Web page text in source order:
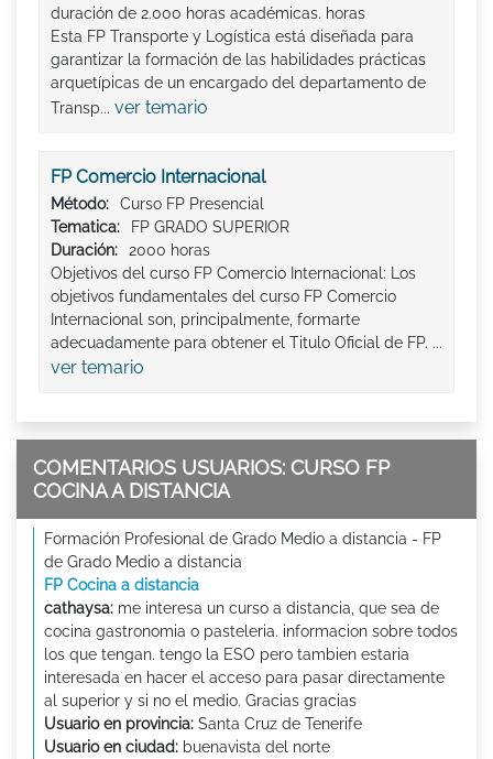
duración de 2.000 horas académicas. horas
Esta FP Transporte y Logística está diseñada para
garantizar la formación de las habilidades prácticas
arquetípicas de un encargado del departamento de
Transp... ver temario
FP Comercio Internacional
Método:
Curso FP Presencial
Tematica:
FP GRADO SUPERIOR
Duración:
2000 horas
Objetivos del curso FP Comercio Internacional: Los
objetivos fundamentales del curso FP Comercio
Internacional son, principalmente, formarte
adecuadamente para obtener el Titulo Oficial de FP. ...
ver temario
COMENTARIOS USUARIOS: CURSO FP
COCINA A DISTANCIA
Formación Profesional de Grado Medio a distancia - FP
de Grado Medio a distancia
FP Cocina a distancia
cathaysa: me interesa un curso a distancia, que sea de
cocina gastronomia o pasteleria. informacion sobre todos
los que tengan. tengo la ESO pero tambien estaria
interesada en hacer el acceso para pasar directamente
al superior y si no el medio. Gracias gracias
Usuario en provincia: Santa Cruz de Tenerife
Usuario en ciudad: buenavista del norte